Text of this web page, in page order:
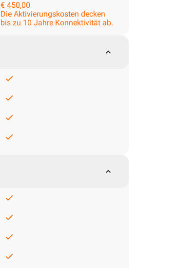
€ 450,00
Die Aktivierungskosten decken
bis zu 10 Jahre Konnektivität ab.